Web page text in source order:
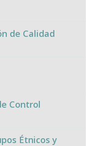
de Calidad
Control
Étnicos y